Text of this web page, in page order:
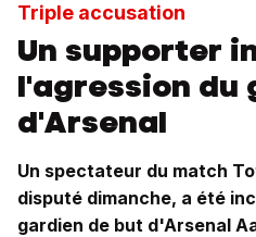
Triple accusation
Un supporter
l'agression du
d'Arsenal
Un spectateur du match
disputé dimanche, a été
gardien de but d'Arsenal